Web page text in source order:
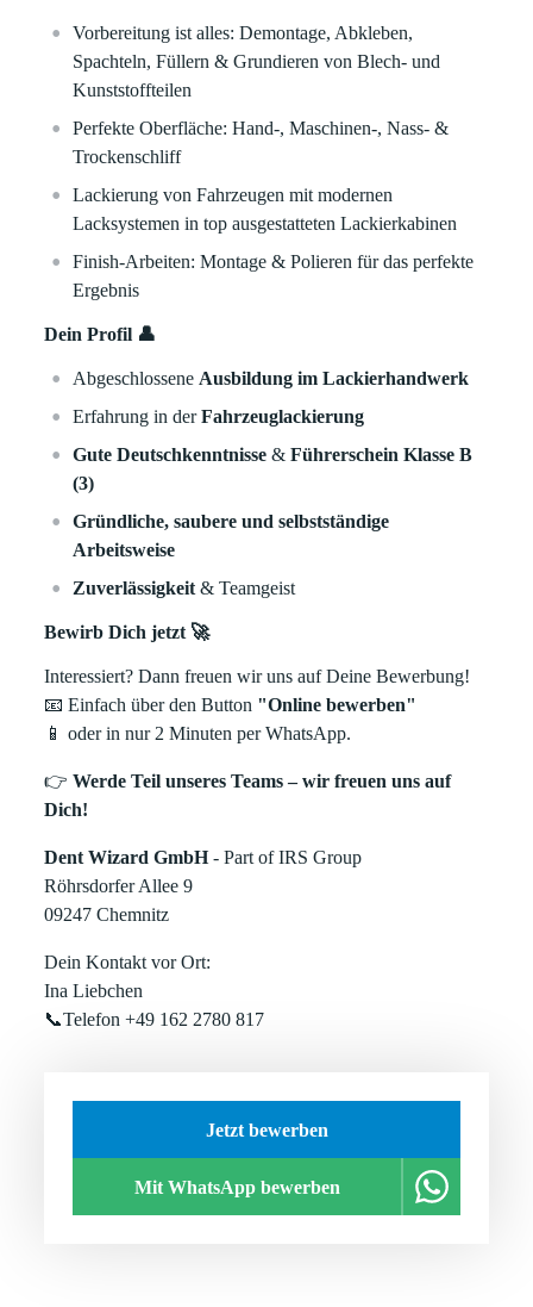
Vorbereitung ist alles: Demontage, Abkleben,
Spachteln, Füllern & Grundieren von Blech- und
Kunststoffteilen
Perfekte Oberfläche: Hand-, Maschinen-, Nass- &
Trockenschliff
Lackierung von Fahrzeugen mit modernen
Lacksystemen in top ausgestatteten Lackierkabinen
Finish-Arbeiten: Montage & Polieren für das perfekte
Ergebnis
Dein Profil 👤
Abgeschlossene Ausbildung im Lackierhandwerk
Erfahrung in derFahrzeuglackierung
Gute Deutschkenntnisse &Führerschein Klasse B
(3)
Gründliche, saubere und selbstständige
Arbeitsweise
Zuverlässigkeit & Teamgeist
Bewirb Dich jetzt 🚀
Interessiert? Dann freuen wir uns auf Deine Bewerbung!
📧 Einfach über den Button "Online bewerben"
📱 oder in nur 2 Minuten per WhatsApp.
👉Werde Teil unseres Teams – wir freuen uns auf
Dich!
Dent Wizard GmbH- Part of IRS Group
Röhrsdorfer Allee 9
09247 Chemnitz
Dein Kontakt vor Ort:
Ina Liebchen
📞Telefon +49 162 2780 817
Jetzt bewerben
Mit WhatsApp bewerben